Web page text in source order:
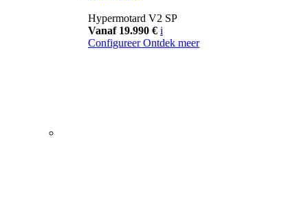
Hypermotard V2 SP
Vanaf 19.990 € i
Configureer Ontdek meer